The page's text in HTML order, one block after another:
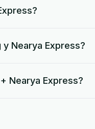
Nearya Express?
Nearya Express?